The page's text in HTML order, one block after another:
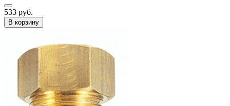
533 руб.
В корзину